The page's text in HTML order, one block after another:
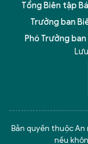
Tổng Biên tập
Trưởng ban
Phó Trưởng
Bản quyền thuộc An
nếu
5 điểm nghẽn